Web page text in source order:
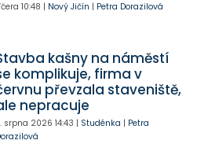
10:48 | Nový Jičín | Petra Dorazilová
kašny na náměstí
komplikuje, firma v
převzala staveniště,
nepracuje
srpna 2026 14:43 | Studénka | Petra